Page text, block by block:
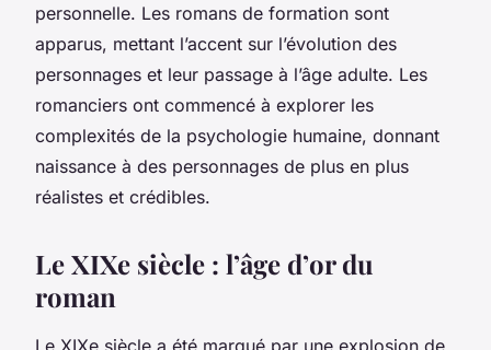
personnelle. Les romans de formation sont
apparus, mettant l’accent sur l’évolution des
personnages et leur passage à l’âge adulte. Les
romanciers ont commencé à explorer les
complexités de la psychologie humaine, donnant
naissance à des personnages de plus en plus
réalistes et crédibles.
Le XIXe siècle : l’âge d’or du
roman
Le XIXe siècle a été marqué par une explosion de